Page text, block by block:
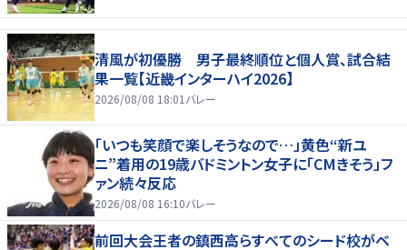
清風が初優勝 男子最終順位と個人賞、試合結
果一覧【近畿インターハイ2026】
2026/08/08 18:01 バレー
「いつも笑顔で楽しそうなので…」黄色“新ユ
ニ”着用の19歳バドミントン女子に「CMきそう」フ
ァン続々反応
2026/08/08 16:10バレー
前回大会王者の鎮西高らすべてのシード校がベ